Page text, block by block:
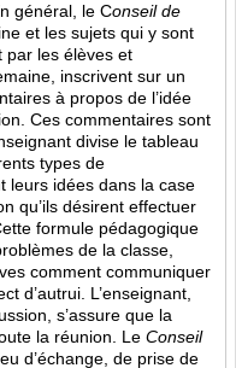
général, le Conseil de
et les sujets qui y sont
par les élèves et
inscrivent sur un
à propos de l’idée
Ces commentaires sont
divise le tableau
types de
leurs idées dans la case
qu’ils désirent effectuer
formule pédagogique
de la classe,
comment communiquer
d’autrui. L’enseignant,
s’assure que la
la réunion. Le Conseil
d’échange, de prise de